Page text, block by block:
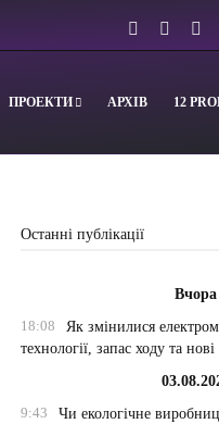
ПРОЕКТИ АРХІВ 12
Останні публікації
Вчора
18:08
Як змінилися
технології, запас ходу та
9:43
Чи екологічне